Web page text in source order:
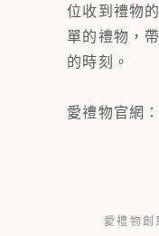
位收到禮物
單的禮物，
的時刻。
愛禮物官網：
愛禮物創